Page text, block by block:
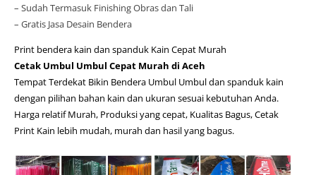
– Sudah Termasuk Finishing Obras dan Tali
– Gratis Jasa Desain Bendera
Print bendera kain dan spanduk Kain Cepat Murah
Cetak Umbul Umbul Cepat Murah di Aceh
Tempat Terdekat Bikin Bendera Umbul Umbul dan spanduk kain
dengan pilihan bahan kain dan ukuran sesuai kebutuhan Anda.
Harga relatif Murah, Produksi yang cepat, Kualitas Bagus, Cetak
Print Kain lebih mudah, murah dan hasil yang bagus.